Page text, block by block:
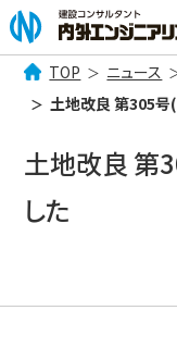
検
索:
企業情報
BUSINESS
事業案内
TOP ニュース
土地改良 第305号
土地改良 第
した